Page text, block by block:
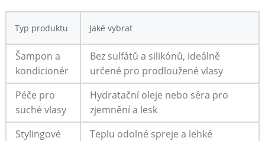
Typ produktu Jaké vybrat
Šampon a
kondicionér
Bez sulfátů a silikónů, ideálně
určené pro prodloužené vlasy
Péče pro
suché vlasy
Hydratační oleje nebo séra pro
zjemnění a lesk
Stylingové
Teplu odolné spreje a lehké